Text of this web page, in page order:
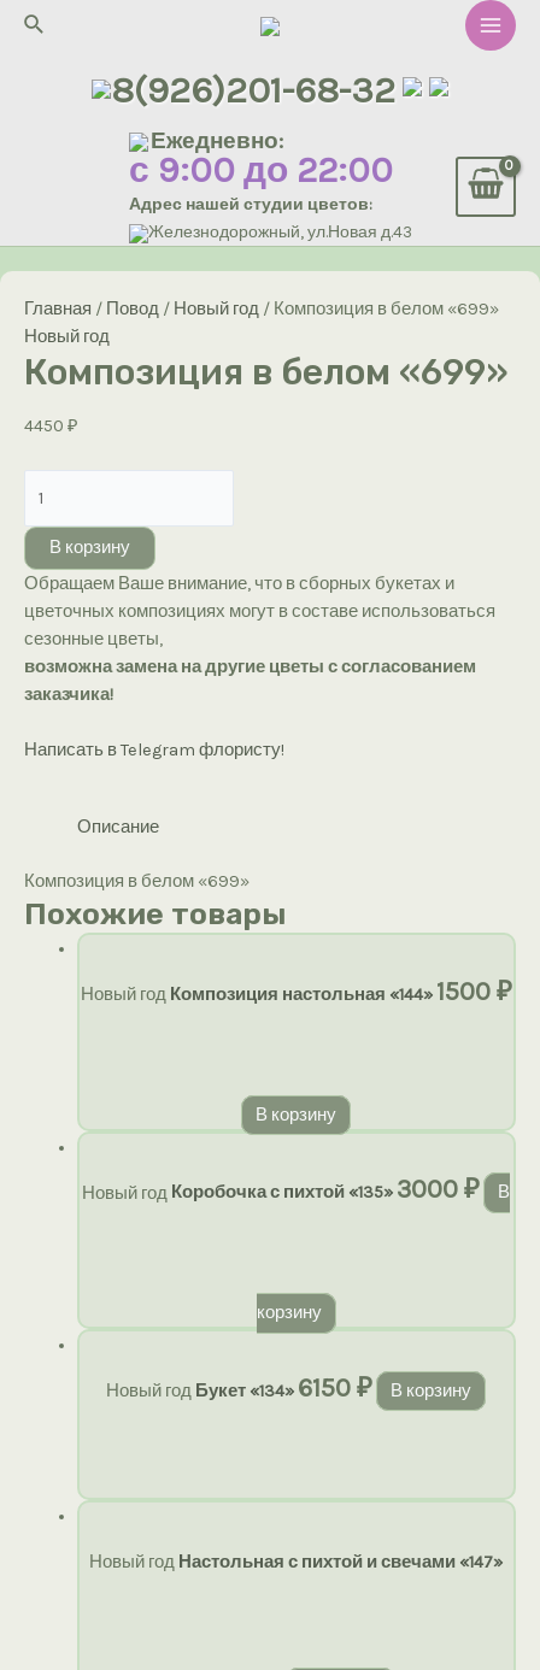
Перейти
Поиск
Main
8(926)201-68-32
Ежедневно:
с 9:00 до 22:00
Адрес нашей студии цветов:
Железнодорожный, ул.Новая д.43
Главная / Повод / Новый год / Композиция в белом «699»
Новый год
Композиция в белом «699»
4450 ₽
товара
Композиция
в
белом
«699»
В корзину
Обращаем Ваше внимание, что в сборных букетах и
цветочных композициях могут в составе использоваться
сезонные цветы,
возможна замена на другие цветы с согласованием
заказчика!
Написать в Telegram флористу!
Описание
Композиция в белом «699»
Похожие товары
Новый год Композиция настольная «144» 1500₽
В корзину
Новый год Коробочка с пихтой «135» 3000₽ В
корзину
Новый год Букет «134» 6150₽ В корзину
Новый год Настольная с пихтой и свечами «147»